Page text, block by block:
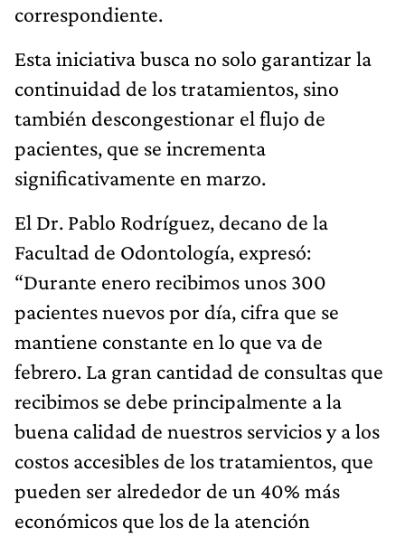
correspondiente.
Esta iniciativa busca no solo garantizar la
continuidad de los tratamientos, sino
también descongestionar el flujo de
pacientes, que se incrementa
significativamente en marzo.
El Dr. Pablo Rodríguez, decano de la
Facultad de Odontología, expresó:
“Durante enero recibimos unos 300
pacientes nuevos por día, cifra que se
mantiene constante en lo que va de
febrero. La gran cantidad de consultas que
recibimos se debe principalmente a la
buena calidad de nuestros servicios y a los
costos accesibles de los tratamientos, que
pueden ser alrededor de un 40% más
económicos que los de la atención